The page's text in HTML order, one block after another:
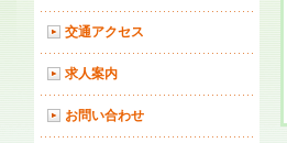
交通アクセス
求人案内
お問い合わせ